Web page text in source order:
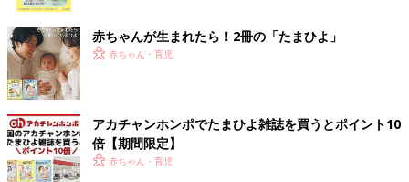
赤ちゃんが生まれたら！2冊の「たまひよ」
赤ちゃん・育児
アカチャンホンポでたまひよ雑誌を買うとポイント10
倍【期間限定】
赤ちゃん・育児